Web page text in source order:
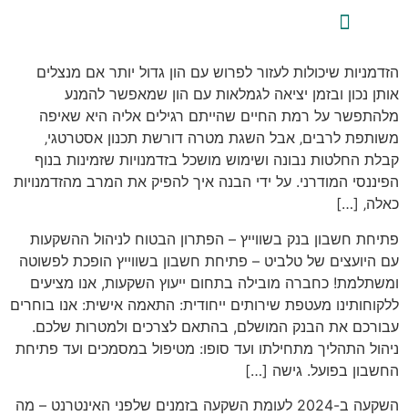
הזדמניות שיכולות לעזור לפרוש עם הון גדול יותר אם מנצלים
אותן נכון ובזמן יציאה לגמלאות עם הון שמאפשר להמנע
מלהתפשר על רמת החיים שהייתם רגילים אליה היא שאיפה
משותפת לרבים‚ אבל השגת מטרה דורשת תכנון אסטרטגי‚
קבלת החלטות נבונה ושימוש מושכל בזדמנויות שזמינות בנוף
הפיננסי המודרני. על ידי הבנה איך להפיק את המרב מהזדמנויות
כאלה‚ […]
פתיחת חשבון בנק בשווייץ – הפתרון הבטוח לניהול ההשקעות
עם היועצים של טלביט – פתיחת חשבון בשווייץ הופכת לפשוטה
ומשתלמת! כחברה מובילה בתחום ייעוץ השקעות, אנו מציעים
ללקוחותינו מעטפת שירותים ייחודית: התאמה אישית: אנו בוחרים
עבורכם את הבנק המושלם, בהתאם לצרכים ולמטרות שלכם.
ניהול התהליך מתחילתו ועד סופו: מטיפול במסמכים ועד פתיחת
החשבון בפועל. גישה […]
השקעה ב-2024 לעומת השקעה בזמנים שלפני האינטרנט – מה